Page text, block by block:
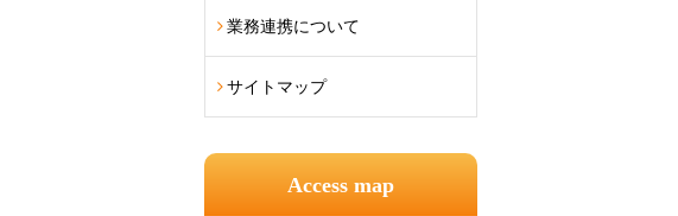
業務連携について
サイトマップ
Access map